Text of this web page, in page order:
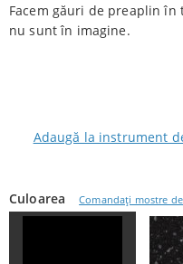
Facem găuri de preaplin în
nu sunt în imagine.
Adaugă la instrument
Culoarea Comandați mostre de